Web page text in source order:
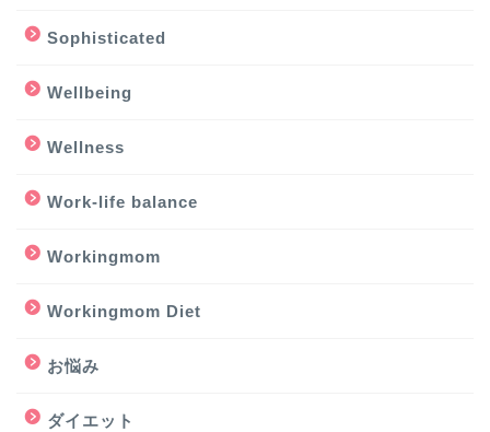
Sophisticated
Wellbeing
Wellness
Work-life balance
Workingmom
Workingmom Diet
お悩み
ダイエット